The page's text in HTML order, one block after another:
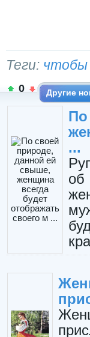
Теги: чтобы
0 Другие
...
об